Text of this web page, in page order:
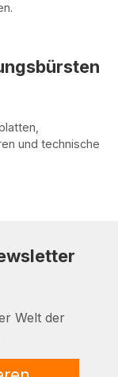
und technische
Welt der